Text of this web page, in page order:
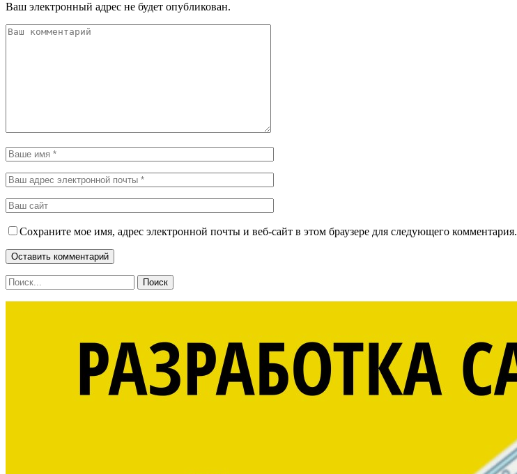
Ваш электронный адрес не будет опубликован.
Сохраните мое имя, адрес электронной почты и веб-сайт в этом браузере для следующего комментария.